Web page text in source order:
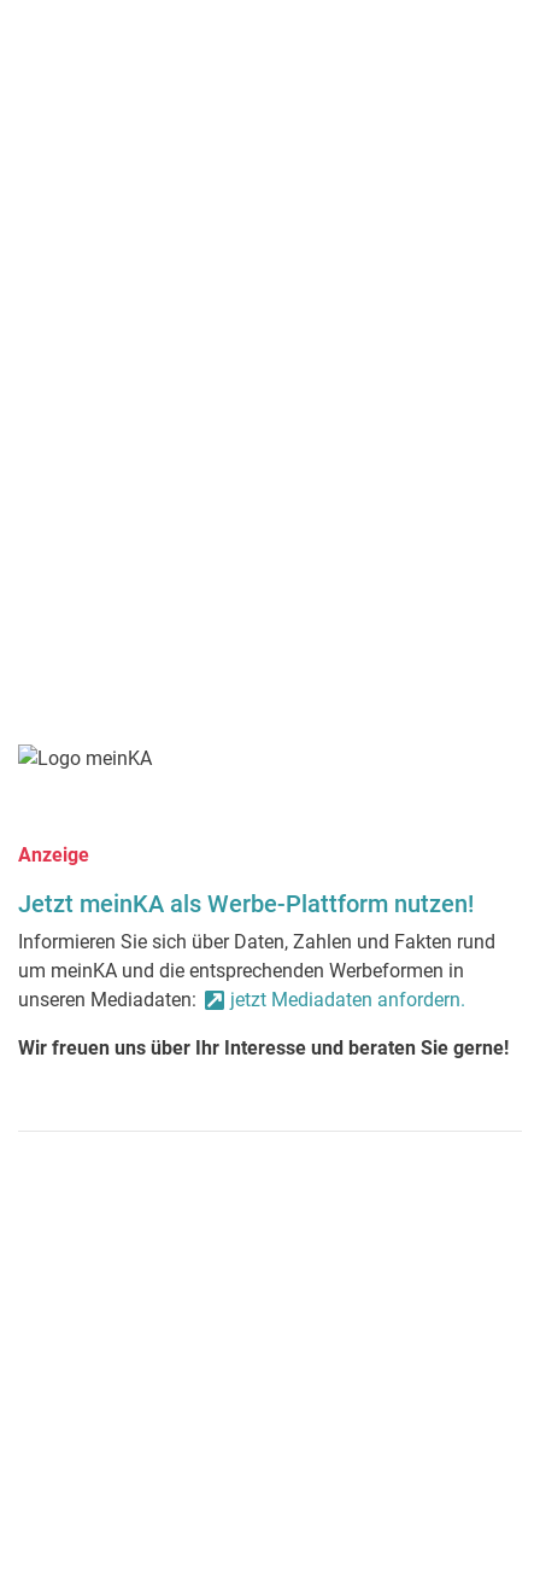
Anzeige
Jetzt meinKA als Werbe-Plattform nutzen!
Informieren Sie sich über Daten, Zahlen und Fakten rund
um meinKA und die entsprechenden Werbeformen in
unseren Mediadaten:
jetzt Mediadaten anfordern.
Wir freuen uns über Ihr Interesse und beraten Sie gerne!